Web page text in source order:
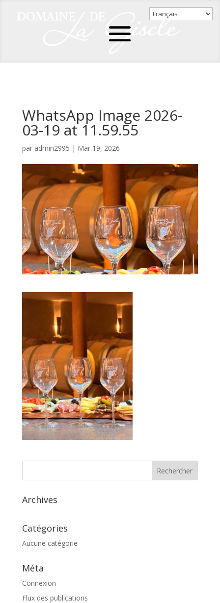
WhatsApp Image 2026-
03-19 at 11.59.55
par admin2995 | Mar 19, 2026
Archives
Catégories
Aucune catégorie
Méta
Connexion
Flux des publications